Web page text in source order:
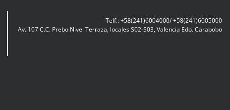
Telf.: +58(241)6004000/ +58(241)6005000
Av. 107 C.C. Prebo Nivel Terraza, locales S02-S03, Valencia Edo. Carabobo